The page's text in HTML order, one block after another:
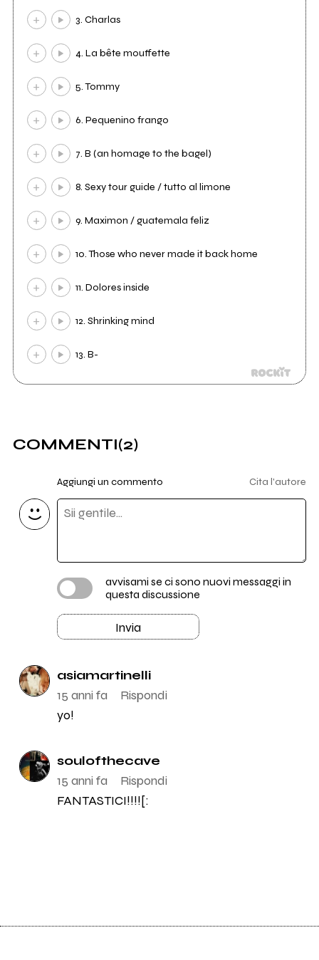
3. Charlas
4. La bête mouffette
5. Tommy
6. Pequenino frango
7. B (an homage to the bagel)
8. Sexy tour guide / tutto al limone
9. Maximon / guatemala feliz
10. Those who never made it back home
11. Dolores inside
12. Shrinking mind
13. B-
COMMENTI(2)
Aggiungi un commento Cita l'autore
avvisami se ci sono nuovi messaggi in
questa discussione
Invia
asiamartinelli
15 anni fa
Rispondi
yo!
soulofthecave
15 anni fa
Rispondi
FANTASTICI!!!![: